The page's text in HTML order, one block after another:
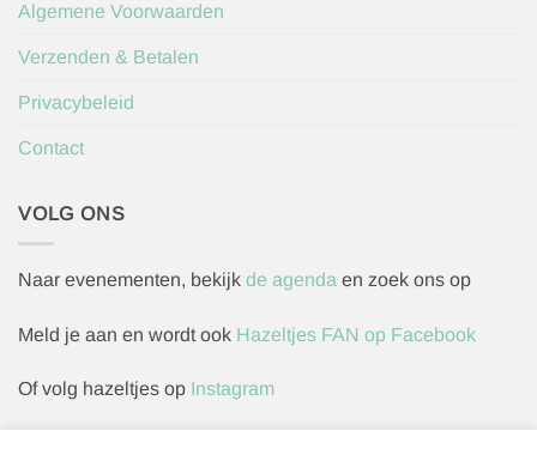
Algemene Voorwaarden
Verzenden & Betalen
Privacybeleid
Contact
VOLG ONS
Naar evenementen, bekijk de agenda en zoek ons op
Meld je aan en wordt ook Hazeltjes FAN op Facebook
Of volg hazeltjes op Instagram